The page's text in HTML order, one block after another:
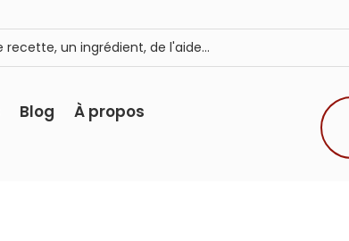
Blog À propos